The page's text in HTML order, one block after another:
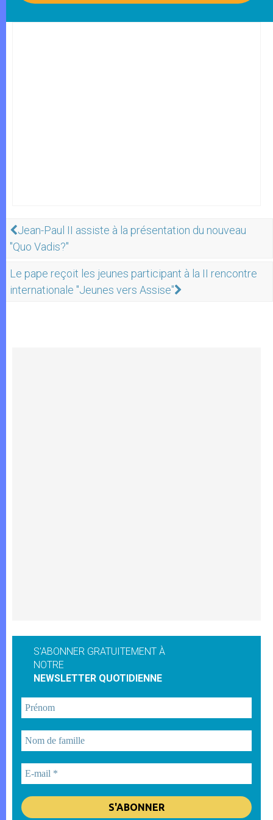
Jean-Paul II assiste à la présentation du nouveau
"Quo Vadis?"
Le pape reçoit les jeunes participant à la II rencontre
internationale "Jeunes vers Assise"
S'ABONNER GRATUITEMENT À
NOTRE
NEWSLETTER QUOTIDIENNE